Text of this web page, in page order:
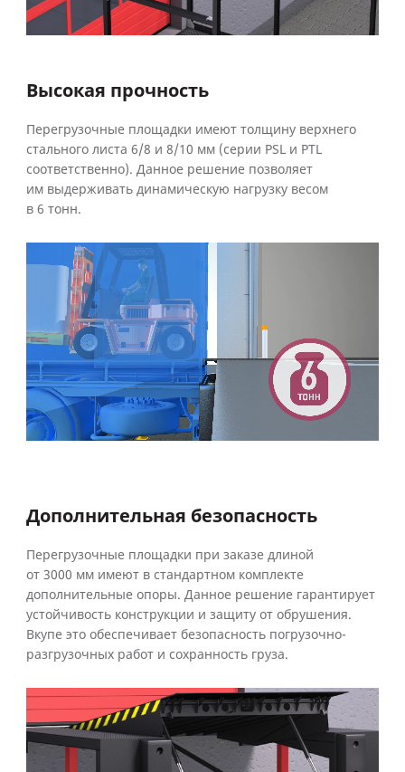
Высокая прочность
Перегрузочные площадки имеют толщину верхнего
стального листа 6/8 и 8/10 мм (серии PSL и PTL
соответственно). Данное решение позволяет
им выдерживать динамическую нагрузку весом
в 6 тонн.
Дополнительная безопасность
Перегрузочные площадки при заказе длиной
от 3000 мм имеют в стандартном комплекте
дополнительные опоры. Данное решение гарантирует
устойчивость конструкции и защиту от обрушения.
Вкупе это обеспечивает безопасность погрузочно-
разгрузочных работ и сохранность груза.